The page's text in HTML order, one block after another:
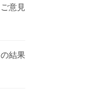
意見
結果